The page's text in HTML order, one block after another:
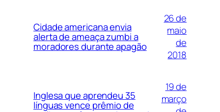
Cidade americana envia
alerta de ameaça zumbi a
moradores durante apagão
26 de
maio
de
2018
Inglesa que aprendeu 35
línguas vence prêmio de
19 de
março